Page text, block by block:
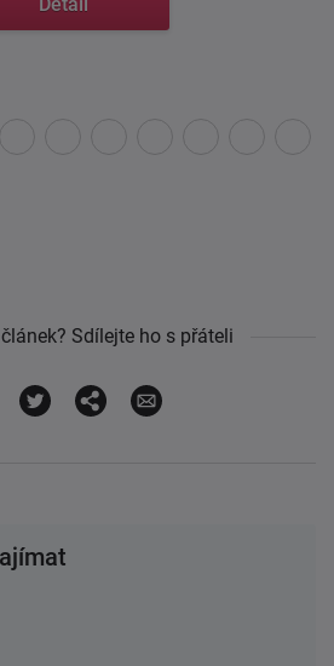
Sdílejte ho s přáteli